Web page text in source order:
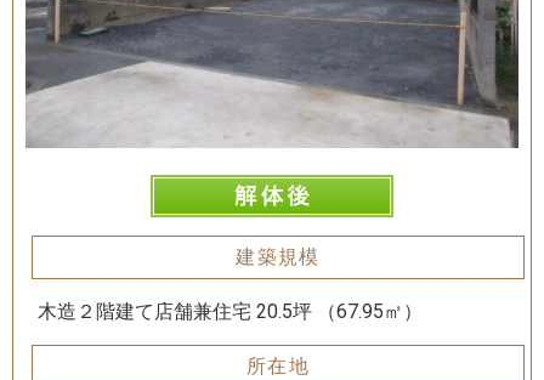
建築規模
木造２階建て店舗兼住宅 20.5坪 （67.95㎡）
所在地